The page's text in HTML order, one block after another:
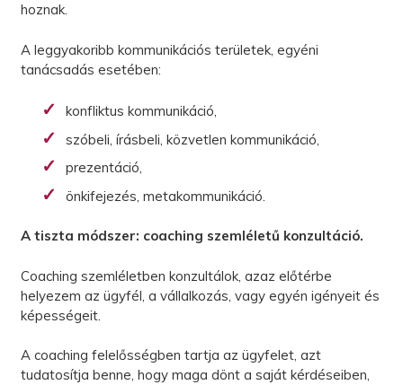
hoznak.
A leggyakoribb kommunikációs területek, egyéni
tanácsadás esetében:
konfliktus kommunikáció,
szóbeli, írásbeli, közvetlen kommunikáció,
prezentáció,
önkifejezés, metakommunikáció.
A tiszta módszer: coaching szemléletű konzultáció.
Coaching szemléletben konzultálok, azaz előtérbe
helyezem az ügyfél, a vállalkozás, vagy egyén igényeit és
képességeit.
A coaching felelősségben tartja az ügyfelet, azt
tudatosítja benne, hogy maga dönt a saját kérdéseiben,